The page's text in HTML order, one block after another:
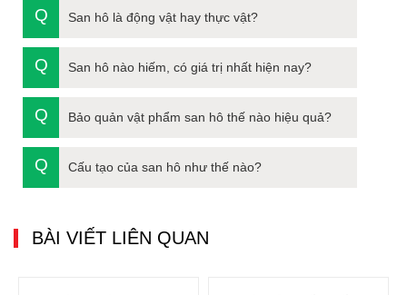
San hô là động vật hay thực vật?
San hô nào hiếm, có giá trị nhất hiện nay?
Bảo quản vật phẩm san hô thế nào hiệu quả?
Cấu tạo của san hô như thế nào?
BÀI VIẾT LIÊN QUAN